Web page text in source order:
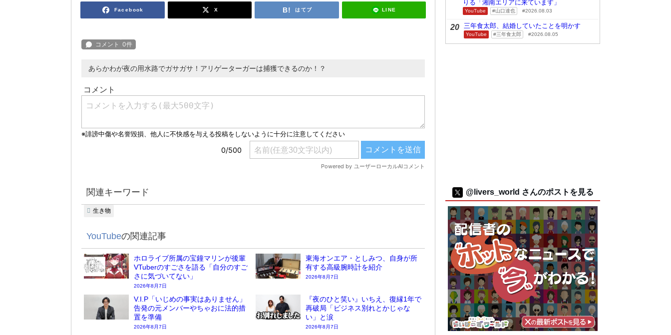
Facebook X はてブ LINE
あらかわが夜の用水路でガサガサ！アリゲーターガーは捕獲できるのか！？
関連キーワード
生き物
YouTubeの関連記事
ホロライブ所属の宝鐘マリンが後輩
VTuberのすごさを語る「自分のすご
さに気づいてない」
2026年8月7日
東海オンエア・としみつ、自身が所
有する高級腕時計を紹介
2026年8月7日
V.I.P「いじめの事実はありません」
告発の元メンバーやちゃおに法的措
置を準備
2026年8月7日
『夜のひと笑い』いちえ、復縁1年で
再破局「ビジネス別れとかじゃな
い」と涙
2026年8月7日
りる「湘南エリアに来ています」
YouTube 山口達也 2026.08.03
20 三年食太郎、結婚していたことを明かす
YouTube 三年食太郎 2026.08.05
@livers_world さんのポストを見る